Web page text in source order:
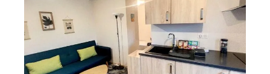
Ref : 48977
Appartement T1 à louer
531 €
par mois charges comprises